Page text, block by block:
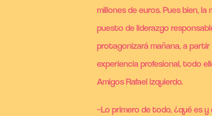
millones de euros. Pues bien,
puesto de liderazgo
protagonizará mañana, a partir
experiencia profesional, todo
Amigos Rafael izquierdo.
–Lo primero de todo, ¿qué es